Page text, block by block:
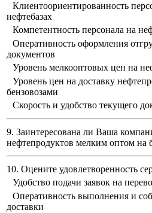
Клиентоориентированность
нефтебазах
Компетентность персонала на
Оперативность оформления
документов
Уровень мелкооптовых цен на
Уровень цен на доставку
бензовозами
Скорость и удобство текущего
9. Заинтересована ли Ваша
нефтепродуктов мелким оптом
10. Оцените удовлетворенность
Удобство подачи заявок на
Оперативность выполнения и
доставки